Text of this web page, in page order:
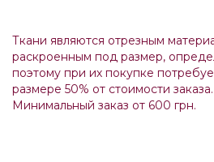
Ткани являются отрезным
раскроенным под размер,
поэтому при их покупке
размере 50% от стоимости заказа.
Минимальный заказ от 600 грн.